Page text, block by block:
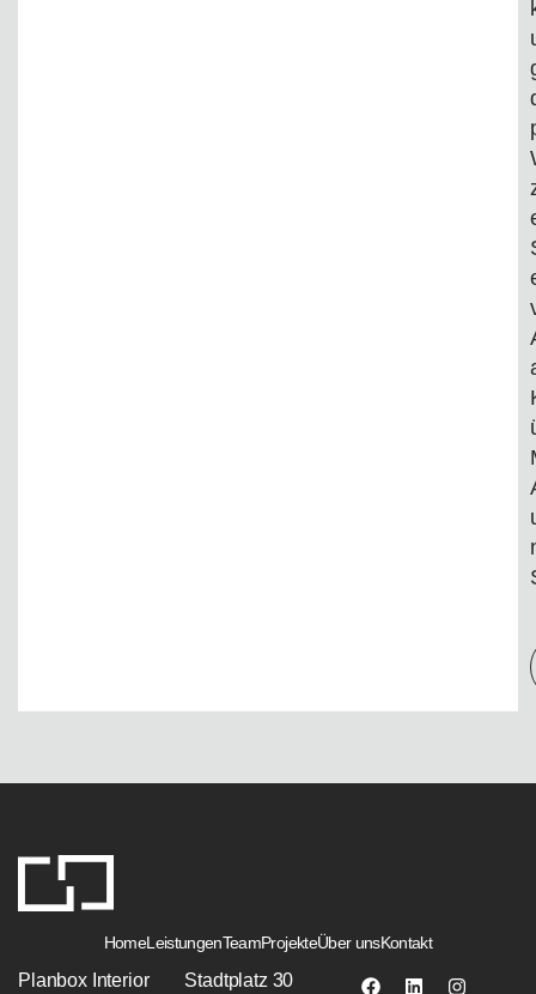
HomeLeistungenTeamProjekteÜber unsKontakt
Planbox Interior
Stadtplatz 30